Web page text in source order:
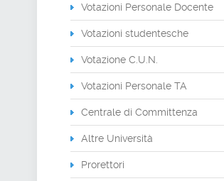
Votazioni Personale Docente
Votazioni studentesche
Votazione C.U.N.
Votazioni Personale TA
Centrale di Committenza
Altre Università
Prorettori